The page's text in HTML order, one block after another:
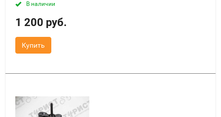
В наличии
1 200 руб.
Купить